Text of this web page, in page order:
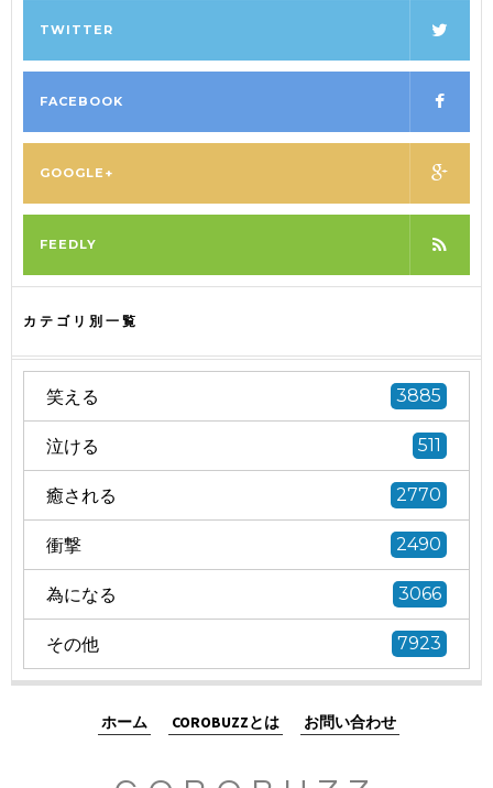
TWITTER
FACEBOOK
GOOGLE+
FEEDLY
カテゴリ別一覧
笑える 3885
泣ける 511
癒される 2770
衝撃 2490
為になる 3066
その他 7923
ホーム COROBUZZとは お問い合わせ